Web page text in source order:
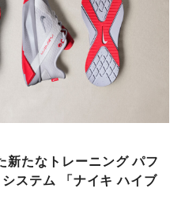
新たなトレーニング パフ
ステム 「ナイキ ハイブ